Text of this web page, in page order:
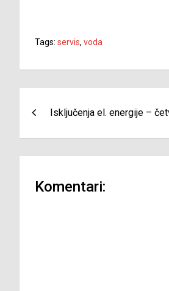
Tags: servis, voda
članaka
Isključenja el. energije –
Komentari: